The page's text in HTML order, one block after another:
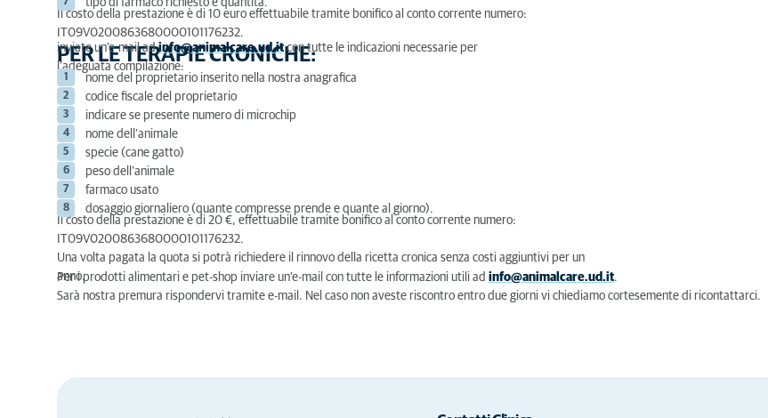
tipo di farmaco richiesto e quantità.
Il costo della prestazione è di 10 euro effettuabile tramite bonifico al conto corrente numero:
IT09V0200863680000101176232.
PER LE TERAPIE CRONICHE:
inviate un’e-mail adinfo@animalcare.ud.itcon tutte le indicazioni necessarie per
l’adeguata compilazione:
nome del proprietario inserito nella nostra anagrafica
codice fiscale del proprietario
indicare se presente numero di microchip
nome dell’animale
specie (cane gatto)
peso dell’animale
farmaco usato
dosaggio giornaliero (quante compresse prende e quante al giorno).
Il costo della prestazione è di 20 €, effettuabile tramite bonifico al conto corrente numero:
IT09V0200863680000101176232.
Una volta pagata la quota si potrà richiedere il rinnovo della ricetta cronica senza costi aggiuntivi per un
anno.
Per i prodotti alimentari e pet-shop inviare un’e-mail con tutte le informazioni utili ad info@animalcare.ud.it.
Sarà nostra premura rispondervi tramite e-mail. Nel caso non aveste riscontro entro due giorni vi chiediamo cortesemente di ricontattarci.